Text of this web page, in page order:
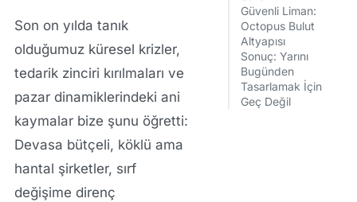
Güvenli Liman:
Octopus Bulut
Altyapısı
Sonuç: Yarını
Bugünden
Tasarlamak İçin
Geç Değil
Son on yılda tanık
olduğumuz küresel krizler,
tedarik zinciri kırılmaları ve
pazar dinamiklerindeki ani
kaymalar bize şunu öğretti:
Devasa bütçeli, köklü ama
hantal şirketler, sırf
değişime direnç